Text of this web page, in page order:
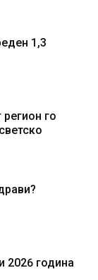
1,3
го
2026 година